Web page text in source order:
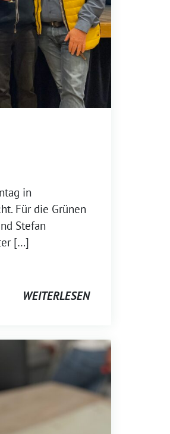
in
Für die Grünen
Stefan
[…]
WEITERLESEN